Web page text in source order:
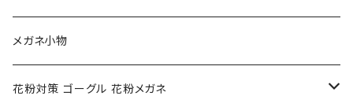
クロエ chloe
ポリス POLICE
renoma レノマ
RODEN STOCK ローデンストック
花粉対策ゴーグル
度つき対応ゴーグル
メガネ小物
花粉対策 ゴーグル 花粉メガネ